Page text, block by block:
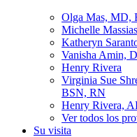
Olga Mas, MD,
Michelle
Katheryn
Vanisha Amin,
Henry Rivera
Virginia Sue
BSN, RN
Henry Rivera,
Ver todos los
Su visita